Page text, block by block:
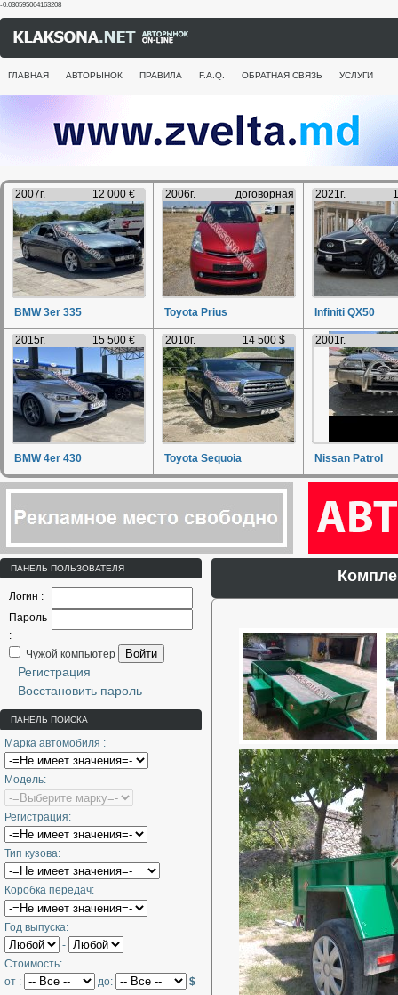
-0.030595064163208
ГЛАВНАЯ АВТОРЫНОК ПРАВИЛА F.A.Q. ОБРАТНАЯ СВЯЗЬ УСЛУГИ
2007г. 12 000 €
BMW 3er 335
2006г. договорная
Toyota Prius
2021г.
Infiniti QX50
2015г. 15 500 €
BMW 4er 430
2010г. 14 500 $
Toyota Sequoia
2001г.
Nissan Patrol
ПАНЕЛЬ ПОЛЬЗОВАТЕЛЯ
Логин :
Пароль
:
Чужой компьютер
Войти
Регистрация
Восстановить пароль
ПАНЕЛЬ ПОИСКА
Марка автомобиля :
Модель:
Регистрация:
Тип кузова:
Коробка передач:
Год выпуска:
-
Стоимость:
от :
до: $